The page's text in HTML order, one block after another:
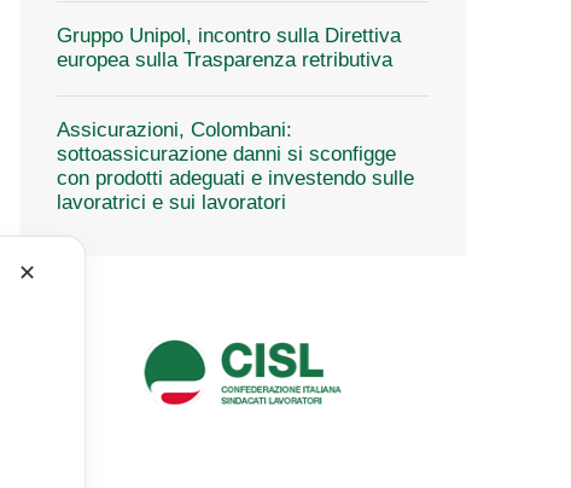
Gruppo Unipol, incontro sulla Direttiva
europea sulla Trasparenza retributiva
Assicurazioni, Colombani:
sottoassicurazione danni si sconfigge
con prodotti adeguati e investendo sulle
lavoratrici e sui lavoratori
✕